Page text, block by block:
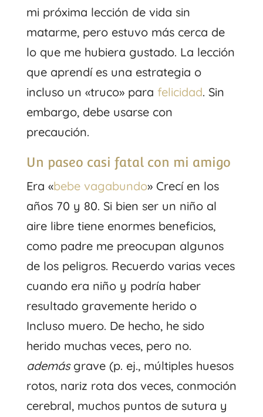
mi próxima lección de vida sin
matarme, pero estuvo más cerca de
lo que me hubiera gustado. La lección
que aprendí es una estrategia o
incluso un «truco» para felicidad. Sin
embargo, debe usarse con
precaución.
Un paseo casi fatal con mi amigo
Era «bebe vagabundo» Crecí en los
años 70 y 80. Si bien ser un niño al
aire libre tiene enormes beneficios,
como padre me preocupan algunos
de los peligros. Recuerdo varias veces
cuando era niño y podría haber
resultado gravemente herido o
Incluso muero. De hecho, he sido
herido muchas veces, pero no.
ademásgrave (p. ej., múltiples huesos
rotos, nariz rota dos veces, conmoción
cerebral, muchos puntos de sutura y